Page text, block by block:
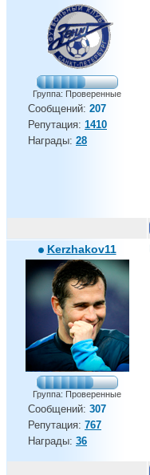
Группа: Проверенные
Сообщений: 207
Репутация: 1410
Награды: 28
Kerzhakov11
Группа: Проверенные
Сообщений: 307
Репутация: 767
Награды: 36